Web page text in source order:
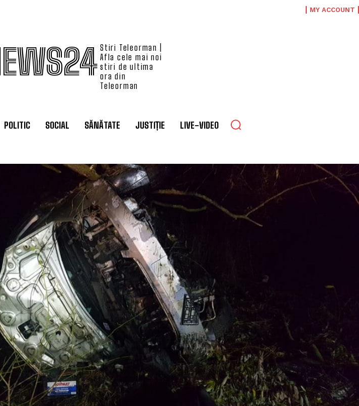
MY ACCOUNT
Stiri Teleorman |
Afla cele mai noi
stiri de ultima
ora din
Teleorman
POLITIC SOCIAL SĂNĂTATE JUSTIȚIE LIVE-VIDEO